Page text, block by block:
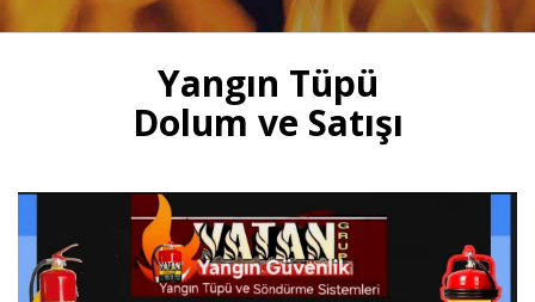
Hizmetleri
50 kg KKT tozlu, köpüklü, CO2
gazlı yangın tüpleri, otomatik
tavan tipi sprinkli, pano ve
mutfak davlumbaz tüpü satışı
Devamını Oku
Yangın Tüpü
Dolum ve Satışı